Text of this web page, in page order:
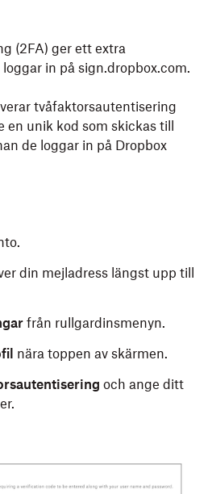
(2FA) ger ett extra
in på sign.dropbox.com.
tvåfaktorsautentisering
unik kod som skickas till
de loggar in på Dropbox
din mejladress längst upp till
från rullgardinsmenyn.
nära toppen av skärmen.
och ange ditt